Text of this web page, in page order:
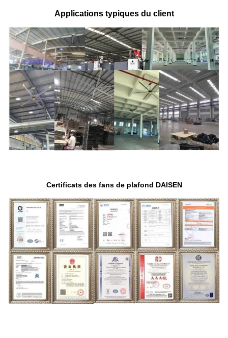
Applications typiques du client
Certificats des fans de plafond DAISEN